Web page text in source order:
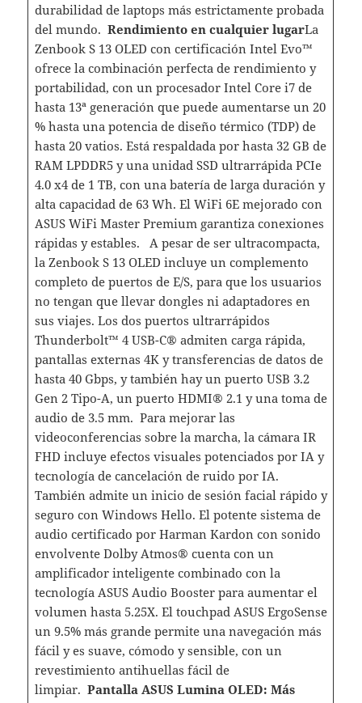
durabilidad de laptops más estrictamente probada
del mundo. Rendimiento en cualquier lugarLa
Zenbook S 13 OLED con certificación Intel Evo™
ofrece la combinación perfecta de rendimiento y
portabilidad, con un procesador Intel Core i7 de
hasta 13ª generación que puede aumentarse un 20
% hasta una potencia de diseño térmico (TDP) de
hasta 20 vatios. Está respaldada por hasta 32 GB de
RAM LPDDR5 y una unidad SSD ultrarrápida PCIe
4.0 x4 de 1 TB, con una batería de larga duración y
alta capacidad de 63 Wh. El WiFi 6E mejorado con
ASUS WiFi Master Premium garantiza conexiones
rápidas y estables. A pesar de ser ultracompacta,
la Zenbook S 13 OLED incluye un complemento
completo de puertos de E/S, para que los usuarios
no tengan que llevar dongles ni adaptadores en
sus viajes. Los dos puertos ultrarrápidos
Thunderbolt™ 4 USB-C® admiten carga rápida,
pantallas externas 4K y transferencias de datos de
hasta 40 Gbps, y también hay un puerto USB 3.2
Gen 2 Tipo-A, un puerto HDMI® 2.1 y una toma de
audio de 3.5 mm. Para mejorar las
videoconferencias sobre la marcha, la cámara IR
FHD incluye efectos visuales potenciados por IA y
tecnología de cancelación de ruido por IA.
También admite un inicio de sesión facial rápido y
seguro con Windows Hello. El potente sistema de
audio certificado por Harman Kardon con sonido
envolvente Dolby Atmos® cuenta con un
amplificador inteligente combinado con la
tecnología ASUS Audio Booster para aumentar el
volumen hasta 5.25X. El touchpad ASUS ErgoSense
un 9.5% más grande permite una navegación más
fácil y es suave, cómodo y sensible, con un
revestimiento antihuellas fácil de
limpiar. Pantalla ASUS Lumina OLED: Más